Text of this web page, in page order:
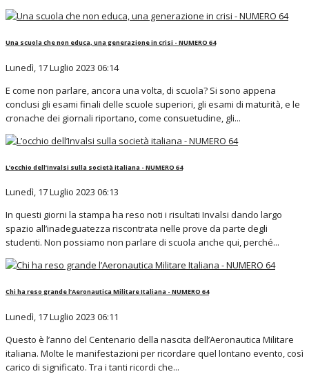
Una scuola che non educa, una generazione in crisi - NUMERO 64
Lunedì, 17 Luglio 2023 06:14
E come non parlare, ancora una volta, di scuola? Si sono appena
conclusi gli esami finali delle scuole superiori, gli esami di maturità, e le
cronache dei giornali riportano, come consuetudine, gli...
L’occhio dell’Invalsi sulla società italiana - NUMERO 64
Lunedì, 17 Luglio 2023 06:13
In questi giorni la stampa ha reso noti i risultati Invalsi dando largo
spazio all’inadeguatezza riscontrata nelle prove da parte degli
studenti. Non possiamo non parlare di scuola anche qui, perché...
Chi ha reso grande l’Aeronautica Militare Italiana - NUMERO 64
Lunedì, 17 Luglio 2023 06:11
Questo è l’anno del Centenario della nascita dell’Aeronautica Militare
italiana. Molte le manifestazioni per ricordare quel lontano evento, così
carico di significato. Tra i tanti ricordi che...